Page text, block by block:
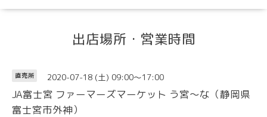
出店場所・営業時間
直売所 2020-07-18 (土) 09:00～17:00
JA富士宮 ファーマーズマーケット う宮〜な（静岡県
富士宮市外神）